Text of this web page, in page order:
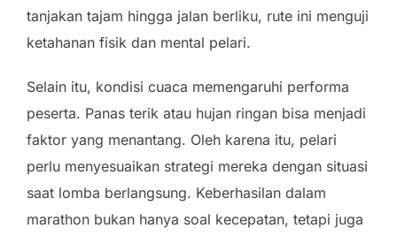
tanjakan tajam hingga jalan berliku, rute ini menguji
ketahanan fisik dan mental pelari.
Selain itu, kondisi cuaca memengaruhi performa
peserta. Panas terik atau hujan ringan bisa menjadi
faktor yang menantang. Oleh karena itu, pelari
perlu menyesuaikan strategi mereka dengan situasi
saat lomba berlangsung. Keberhasilan dalam
marathon bukan hanya soal kecepatan, tetapi juga